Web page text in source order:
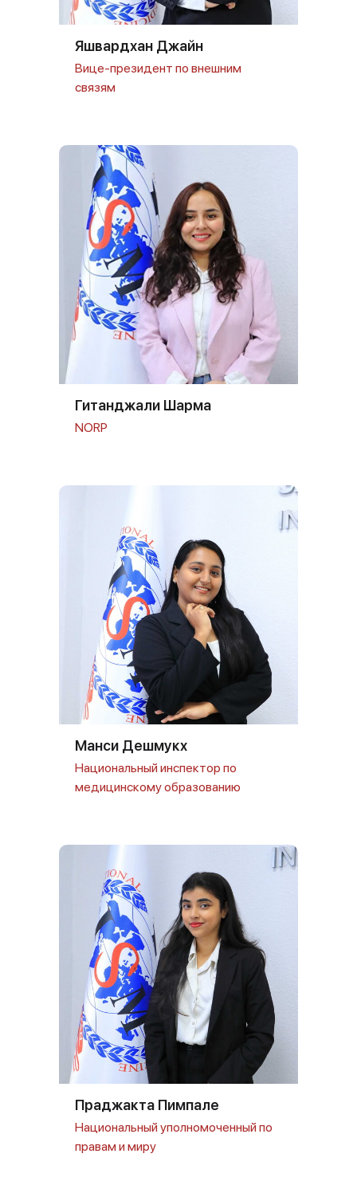
Яшвардхан Джайн
Вице-президент по внешним
связям
Гитанджали Шарма
NORP
Манси Дешмукх
Национальный инспектор по
медицинскому образованию
Праджакта Пимпале
Национальный уполномоченный по
правам и миру